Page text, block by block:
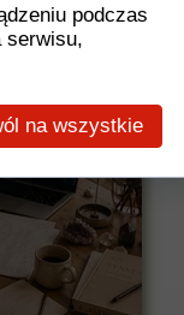
podczas
serwisu,
na wszystkie